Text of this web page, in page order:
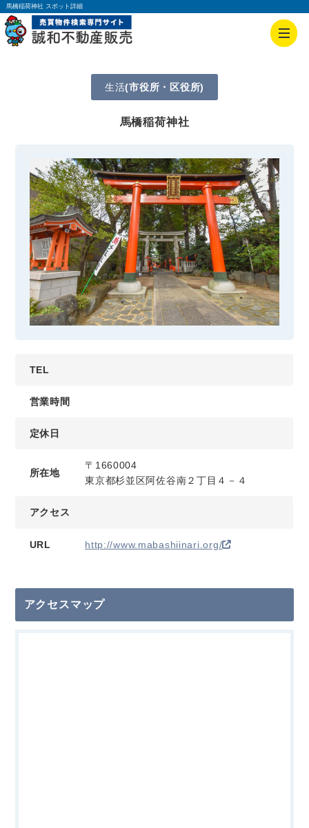
馬橋稲荷神社 スポット詳細
生活(市役所・区役所)
馬橋稲荷神社
TEL
営業時間
定休日
所在地
〒1660004
東京都杉並区阿佐谷南２丁目４－４
アクセス
URL http://www.mabashiinari.org/
アクセスマップ